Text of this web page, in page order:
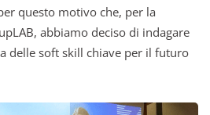
questo motivo che, per la
abbiamo deciso di indagare
delle soft skill chiave per il futuro